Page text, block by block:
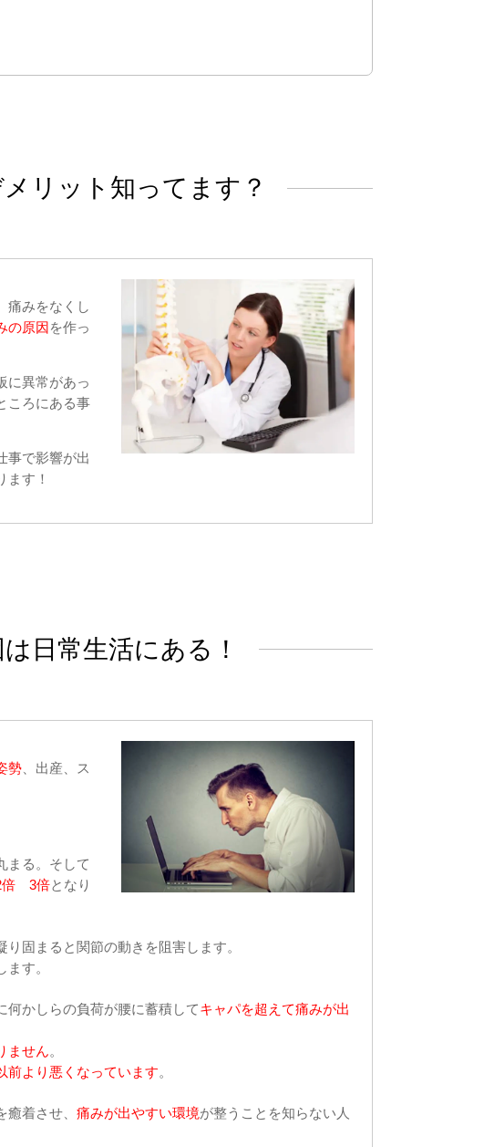
リット知ってます？
痛みをなくし
の原因 を作っ
に異常があっ
ころにある事
事で影響が出
ます！
日常生活にある！
勢、出産、ス
まる。そして
倍 3倍となり
固まると関節の動きを阻害します。
ます。
何かしらの負荷が腰に蓄積してキャパを超えて痛みが出
ません。
前より悪くなっています。
着させ、 痛みが出やすい環境が整うことを知らない人